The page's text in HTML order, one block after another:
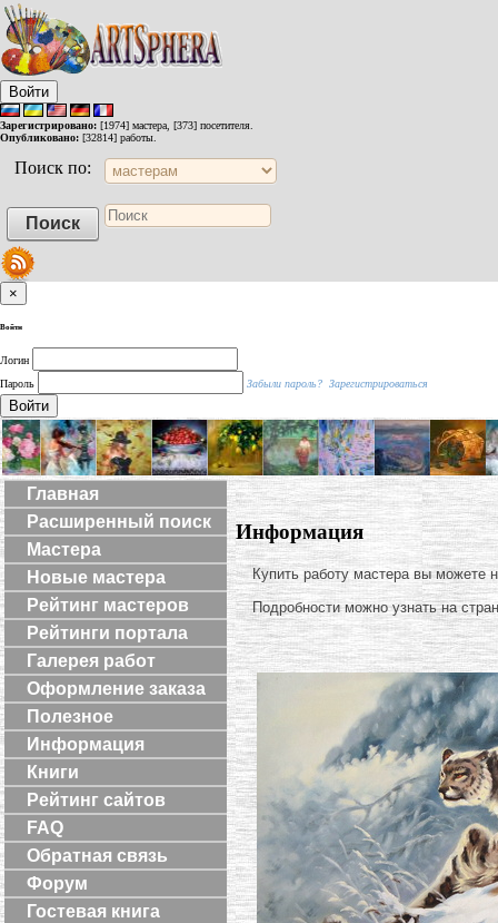
Войти
Зарегистрировано: [1974] мастера, [373] посетителя.
Опубликовано: [32814] работы.
Поиск по:
×
Войти
Логин
Пароль
Забыли пароль? Зарегистрироваться
Войти
Главная
Расширенный поиск
Мастера
Новые мастера
Рейтинг мастеров
Рейтинги портала
Галерея работ
Оформление заказа
Полезное
Информация
Книги
Рейтинг сайтов
FAQ
Обратная связь
Форум
Гостевая книга
Информация
Купить работу мастера вы можете
Подробности можно узнать на